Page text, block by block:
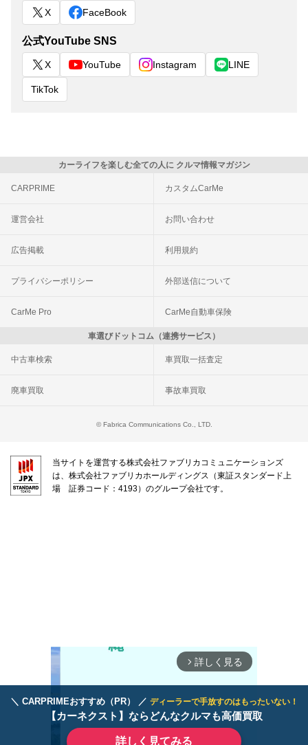
＼ CARPRIMEおすすめ（PR） ／ ディーラーで手放すのはもったいない！
【カーネクスト】ならどんなクルマも高価買取
詳しく見てみる
X FaceBook
公式YouTube SNS
X YouTube Instagram LINE
TikTok
カーライフを楽しむ全ての人に クルマ情報マガジン
CARPRIME カスタムCarMe
運営会社 お問い合わせ
広告掲載 利用規約
プライバシーポリシー 外部送信について
CarMe Pro CarMe自動車保険
車選びドットコム（連携サービス）
中古車検索 車買取一括査定
廃車買取 事故車買取
© Fabrica Communications Co., LTD.
当サイトを運営する株式会社ファブリカコミュニケーションズ
は、株式会社ファブリカホールディングス（東証スタンダード上
場 証券コード：4193）のグループ会社です。
arrow_forward_ios 詳しく見る